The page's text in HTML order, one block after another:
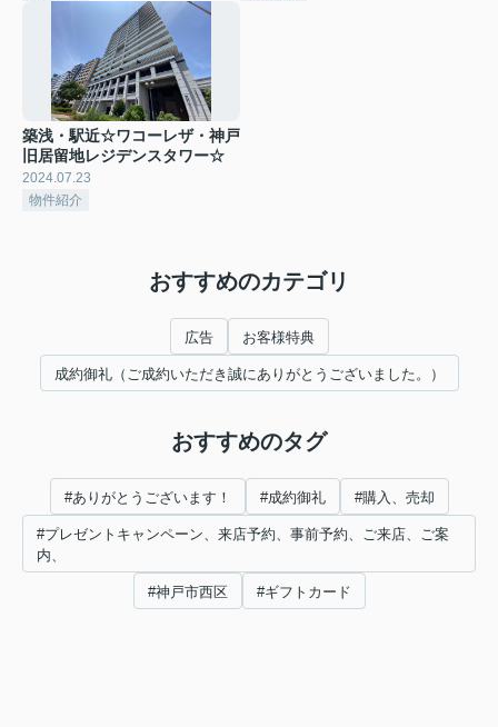
築浅・駅近☆ワコーレザ・神戸
旧居留地レジデンスタワー☆
2024.07.23
物件紹介
おすすめのカテゴリ
広告 お客様特典
成約御礼（ご成約いただき誠にありがとうございました。）
おすすめのタグ
#ありがとうございます！ #成約御礼 #購入、売却
#プレゼントキャンペーン、来店予約、事前予約、ご来店、ご案
内、
#神戸市西区 #ギフトカード